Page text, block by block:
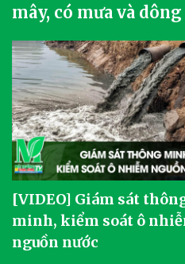
mây, có mưa và dông
[VIDEO] Giám sát
minh, kiểm soát ô
nguồn nước